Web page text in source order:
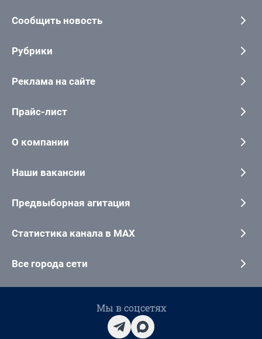
Сообщить новость
Рубрики
Реклама на сайте
Прайс-лист
О компании
Наши вакансии
Предвыборная агитация
Статистика канала в MAX
Все города сети
Мы в соцсетях